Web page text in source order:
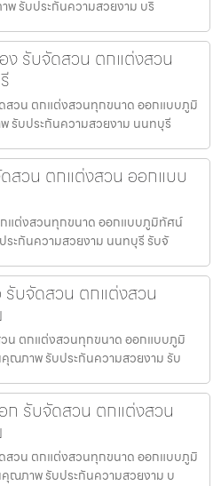
พ รับประกันความสวยงาม บริ
รับจัดสวน ตกแต่งสวน
สวน ตกแต่งสวนทุกขนาด ออกแบบภูมิ
รับประกันความสวยงาม นนทบุรี
สวน ตกแต่งสวน ออกแบบ
แต่งสวนทุกขนาด ออกแบบภูมิทัศน์
ระกันความสวยงาม นนทบุรี รับจั
บจัดสวน ตกแต่งสวน
น ตกแต่งสวนทุกขนาด ออกแบบภูมิ
คุณภาพ รับประกันความสวยงาม รับ
รับจัดสวน ตกแต่งสวน
วน ตกแต่งสวนทุกขนาด ออกแบบภูมิ
คุณภาพ รับประกันความสวยงาม บ